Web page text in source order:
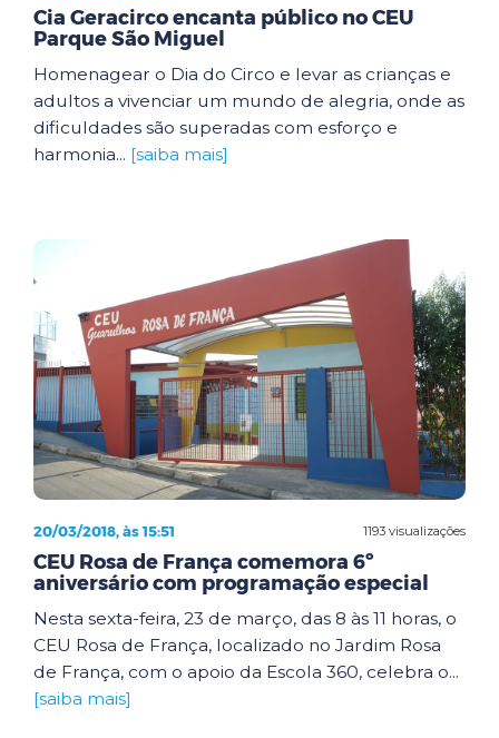
Cia Geracirco encanta público no CEU
Parque São Miguel
Homenagear o Dia do Circo e levar as crianças e
adultos a vivenciar um mundo de alegria, onde as
dificuldades são superadas com esforço e
harmonia... [saiba mais]
1193 visualizações
20/03/2018, às 15:51
CEU Rosa de França comemora 6º
aniversário com programação especial
Nesta sexta-feira, 23 de março, das 8 às 11 horas, o
CEU Rosa de França, localizado no Jardim Rosa
de França, com o apoio da Escola 360, celebra o...
[saiba mais]